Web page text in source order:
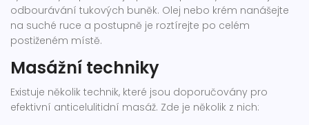
odbourávání tukových buněk. Olej nebo krém nanášejte
na suché ruce a postupně je roztírejte po celém
postiženém místě.
Masážní techniky
Existuje několik technik, které jsou doporučovány pro
efektivní anticelulitidní masáž. Zde je několik z nich: